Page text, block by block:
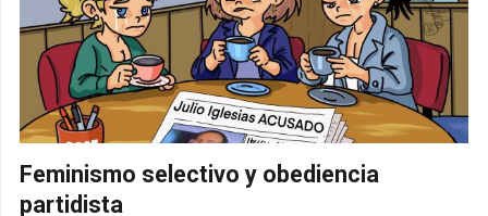
Feminismo selectivo y obediencia
partidista